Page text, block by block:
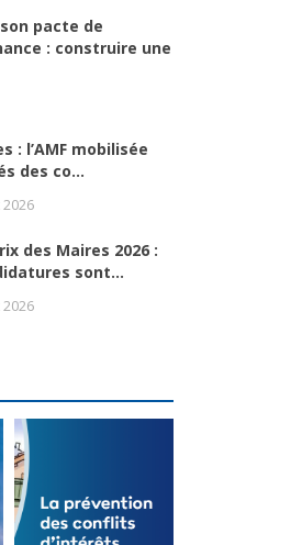
pacte de
: construire une
: l’AMF mobilisée
des co...
des Maires 2026 :
sont...